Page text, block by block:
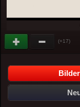
(+17)